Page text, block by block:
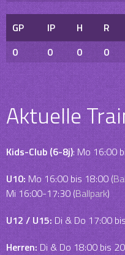
GP IP H R
0
0 0 0
Aktuelle
Kids-Club (6-8j): Mo 16:00
U10: Mo 16:00 bis 18:00 (
Mi 16:00-17:30 (Ballpark)
U12 / U15:Di & Do 17:00
Herren:Di & Do 18:00 bis